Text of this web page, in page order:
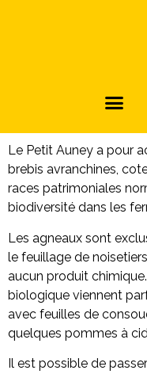
Le Petit Auney a pour
brebis avranchines,
races patrimoniales
biodiversité dans les
Les agneaux sont
le feuillage de
aucun produit
biologique viennent
avec feuilles de
quelques pommes à
Il est possible de